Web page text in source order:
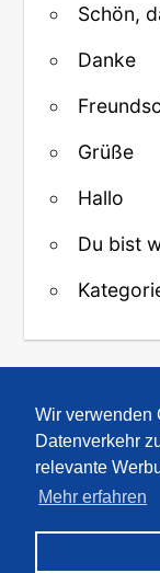
Wir verwenden
Datenverkehr
relevante
Mehr erfahren
Schön,
Danke
Grüße
Hallo
Du bist
Über uns·
© 2008-2026